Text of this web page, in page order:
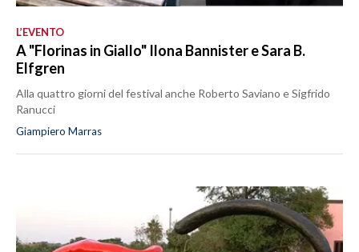
L’EVENTO
A "Florinas in Giallo" Ilona Bannister e Sara B.
Elfgren
Alla quattro giorni del festival anche Roberto Saviano e Sigfrido
Ranucci
Giampiero Marras